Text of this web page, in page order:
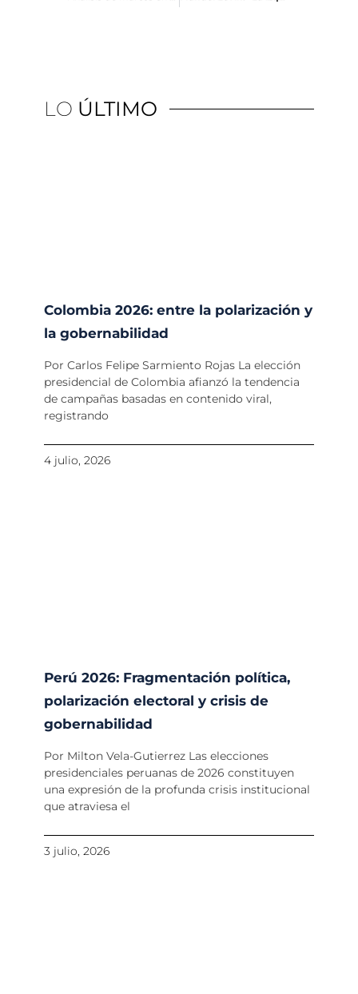
LO ÚLTIMO
Colombia 2026: entre la polarización y
la gobernabilidad
Por Carlos Felipe Sarmiento Rojas La elección
presidencial de Colombia afianzó la tendencia
de campañas basadas en contenido viral,
registrando
4 julio, 2026
Perú 2026: Fragmentación política,
polarización electoral y crisis de
gobernabilidad
Por Milton Vela-Gutierrez Las elecciones
presidenciales peruanas de 2026 constituyen
una expresión de la profunda crisis institucional
que atraviesa el
3 julio, 2026